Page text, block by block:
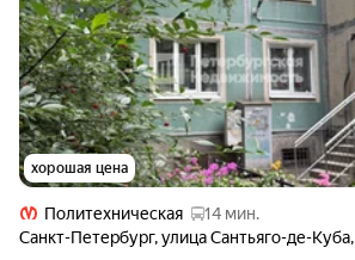
хорошая цена
Политехническая
14 мин.
Санкт-Петербург,улица Сантьяго-де-Куба,